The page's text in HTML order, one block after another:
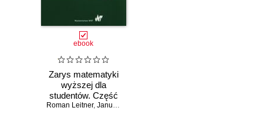
ebook
Zarys matematyki
wyższej dla
studentów. Część
3
Roman Leitner, Janusz Zacharski